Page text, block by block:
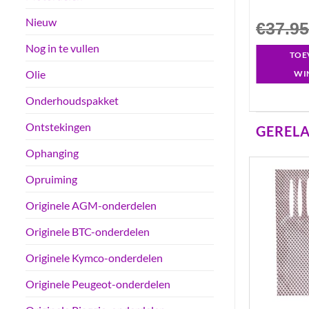
Nieuw
Nog in te vullen
Olie
Onderhoudspakket
Ontstekingen
Ophanging
Opruiming
Originele AGM-onderdelen
Originele BTC-onderdelen
Originele Kymco-onderdelen
Originele Peugeot-onderdelen
€37.95